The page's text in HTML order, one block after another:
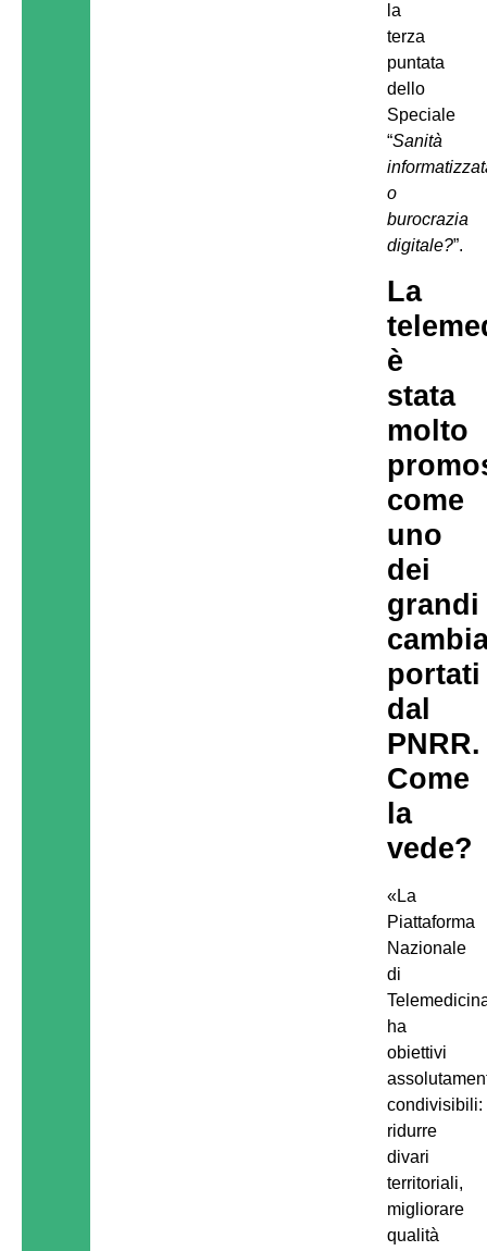
la
terza
puntata
dello
Speciale
“Sanità
o
burocrazia
digitale?”.
La
è
stata
molto
come
uno
dei
grandi
portati
dal
PNRR.
Come
la
vede?
«La
Piattaforma
Nazionale
di
ha
obiettivi
condivisibili:
ridurre
divari
territoriali,
migliorare
qualità